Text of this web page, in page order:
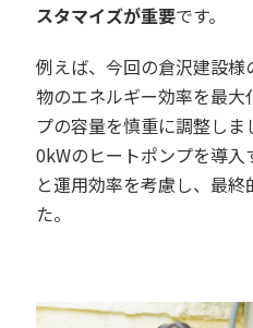
スタマイズが重要です。
例えば、今回の倉沢建設
物のエネルギー効率を最
プの容量を慎重に調整し
0kWのヒートポンプを導
と運用効率を考慮し、最
た。